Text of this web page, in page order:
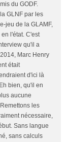
du GODF.
GLNF par les
jeu de la GLAMF,
l'état. C'est
qu'il a
Marc Henry
était
d'ici là
bien, qu'il en
aucune
les
nécessaire,
Sans langue
sans calculs